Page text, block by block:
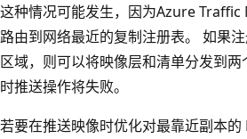
这种情况可能发生，因为Azure
路由到网络最近的复制注册表。 如果
区域，则可以将映像层和清单分发到
时推送操作将失败。
若要在推送映像时优化对最靠近副本